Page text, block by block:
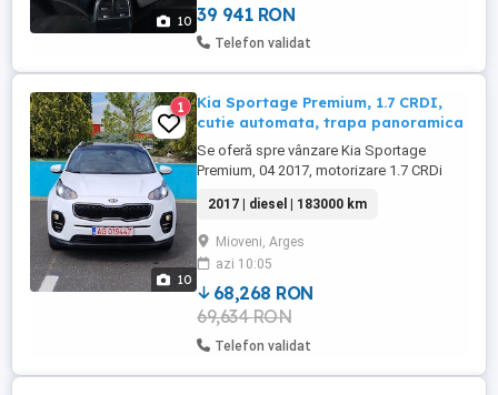
10
Ornamente bord ...
39 941 RON
Telefon validat
10
1
Kia Sportage Premium, 1.7 CRDI,
cutie automata, trapa panoramica
Se oferă spre vânzare Kia Sportage
Premium, 04 2017, motorizare 1.7 CRDi
182.000 km. Autoturism import Franța,
aflat într-o stare excelentă din punct de
vedere estetic și tehnic, fără investiții
necesare. - Garanție internațională Cirano
valabilă până la 11.09.2026 - ...
2017 | diesel | 183000 km
Mioveni, Arges
azi 10:05
68,268 RON
69,634 RON
Telefon validat